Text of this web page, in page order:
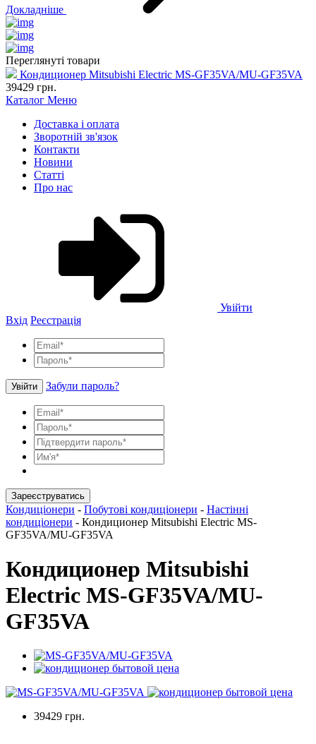
Докладніше
Переглянуті товари
Кондиционер Mitsubishi Electric MS-GF35VA/MU-GF35VA
39429 грн.
Каталог Меню
Доставка і оплата
Зворотній зв'язок
Контакти
Новини
Статті
Про нас
Увійти
Вхід Реєстрація
Увійти Забули пароль?
Зареєструватись
Кондиціонери - Побутові кондиціонери - Настінні
кондиціонери - Кондиционер Mitsubishi Electric MS-
GF35VA/MU-GF35VA
Кондиционер Mitsubishi
Electric MS-GF35VA/MU-
GF35VA
39429 грн.